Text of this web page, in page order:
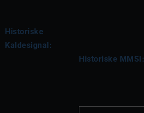
Historiske
Kaldesignal:
Historiske MMSI: